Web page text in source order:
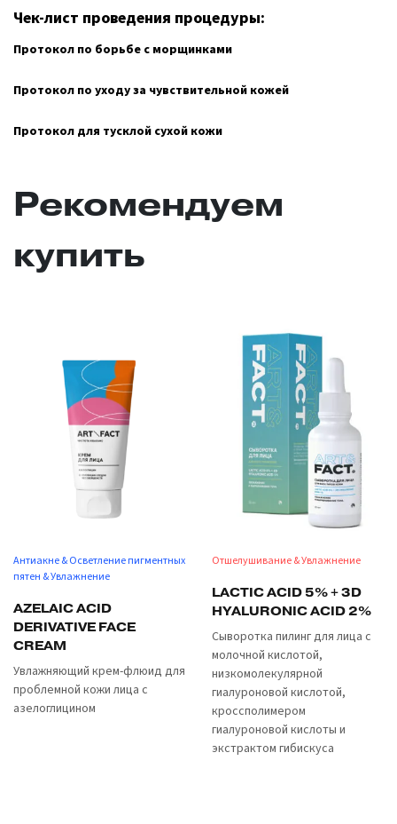
Чек-лист проведения процедуры:
Протокол по борьбе с морщинками
Протокол по уходу за чувствительной кожей
Протокол для тусклой сухой кожи
Рекомендуем
купить
Антиакне & Осветление пигментных
пятен & Увлажнение
AZELAIC ACID
DERIVATIVE FACE
CREAM
Увлажняющий крем-флюид для
проблемной кожи лица с
азелоглицином
Отшелушивание & Увлажнение
LACTIC ACID 5% + 3D
HYALURONIC ACID 2%
Сыворотка пилинг для лица с
молочной кислотой,
низкомолекулярной
гиалуроновой кислотой,
кроссполимером
гиалуроновой кислоты и
экстрактом гибискуса